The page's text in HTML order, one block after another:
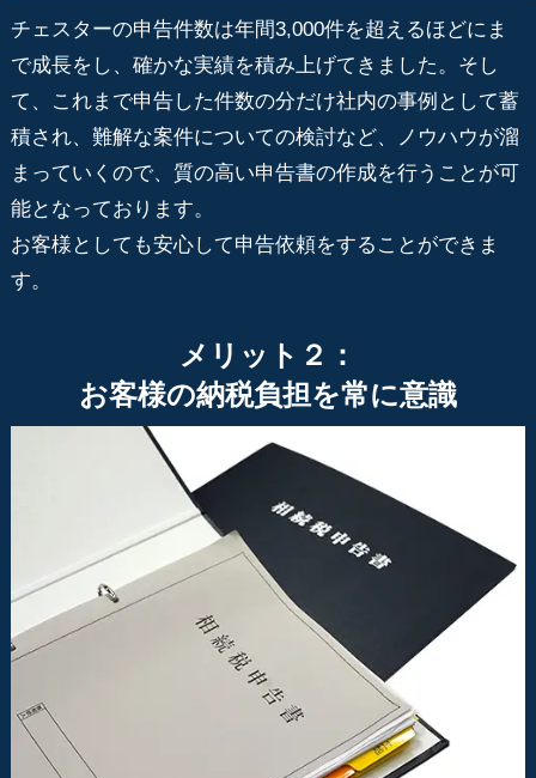
チェスターの申告件数は年間3,000件を超えるほどにま
で成長をし、確かな実績を積み上げてきました。そし
て、これまで申告した件数の分だけ社内の事例として蓄
積され、難解な案件についての検討など、ノウハウが溜
まっていくので、質の高い申告書の作成を行うことが可
能となっております。
お客様としても安心して申告依頼をすることができま
す。
メリット２：
お客様の納税負担を常に意識